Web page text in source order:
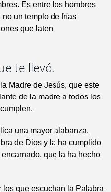
Es entre los hombres
un templo de frías
que laten
te llevó.
Madre de Jesús, que este
de la madre a todos los
una mayor alabanza.
de Dios y la ha cumplido
que la ha hecho
que escuchan la Palabra